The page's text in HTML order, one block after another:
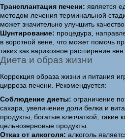
Трансплантация печени: является
методом лечения терминальной
может значительно улучшить
Шунтирование: процедура,
в воротной вене, что может помочь
таких как варикозное расширение вен.
Диета и образ жизни
Коррекция образа жизни и питания
цирроза печени. Рекомендуется:
Соблюдение диеты: ограничение
сахара, увеличение доли белка и
продукты, богатые клетчаткой, такие
цельнозерновые продукты.
Отказ от алкоголя: алкоголь